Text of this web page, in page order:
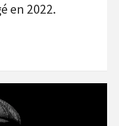
en 2022.